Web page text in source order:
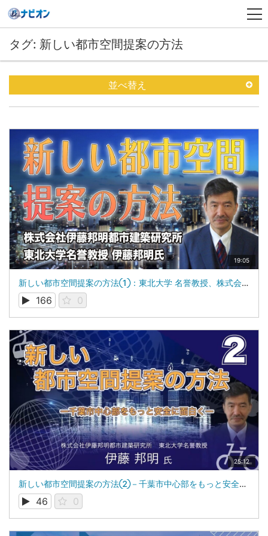
タグ: 新しい都市空間提案の方法
並べ替え
19:05
新しい都市空間提案の方法①：東北大学 名誉教授、株式会社伊藤邦明都市建築研究所 代表取締役：伊藤 邦明
166 0
25:12
新しい都市空間提案の方法②－千葉市中心部をもっと安全に面白く－：東北大学 名誉教授、株式会社伊藤邦明都市建築研究所 代表取締役：伊藤 邦明
46 0